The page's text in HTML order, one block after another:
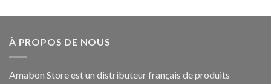
À PROPOS DE NOUS
Amabon Store est un distributeur français de produits